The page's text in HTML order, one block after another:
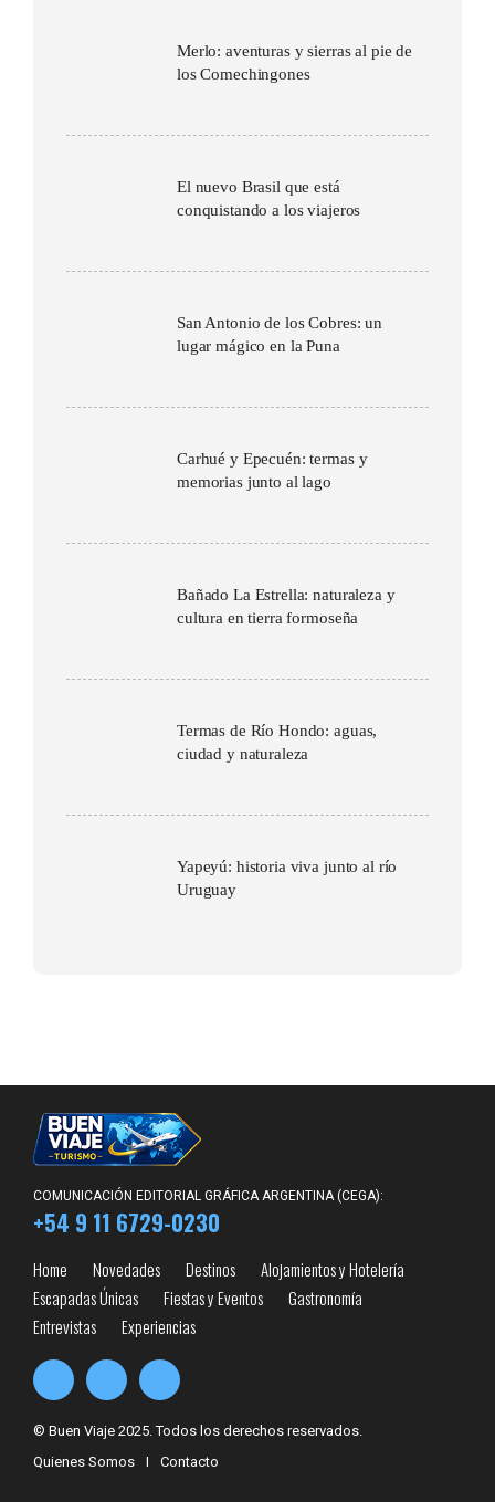
Merlo: aventuras y sierras al pie de
los Comechingones
El nuevo Brasil que está
conquistando a los viajeros
San Antonio de los Cobres: un
lugar mágico en la Puna
Carhué y Epecuén: termas y
memorias junto al lago
Bañado La Estrella: naturaleza y
cultura en tierra formoseña
Termas de Río Hondo: aguas,
ciudad y naturaleza
Yapeyú: historia viva junto al río
Uruguay
COMUNICACIÓN EDITORIAL GRÁFICA ARGENTINA (CEGA):
+54 9 11 6729-0230
Home Novedades Destinos
Alojamientos y Hotelería
Escapadas Únicas
Fiestas y Eventos
Gastronomía
Entrevistas
Experiencias
© Buen Viaje 2025. Todos los derechos reservados.
Quienes Somos
I Contacto